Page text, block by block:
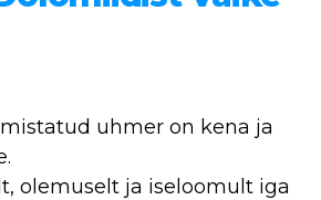
uhmer on kena ja
olemuselt ja iseloomult iga